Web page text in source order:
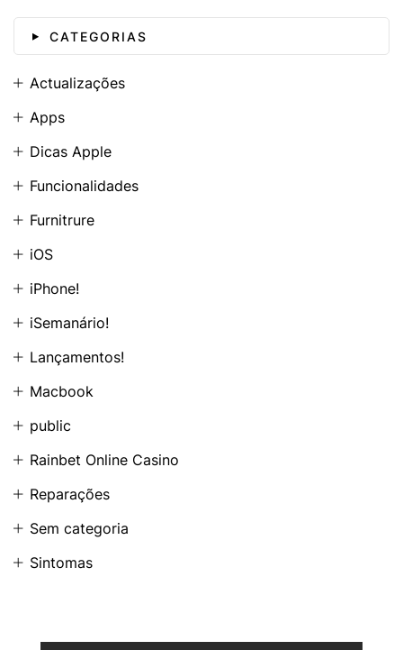
CATEGORIAS
Actualizações
Apps
Dicas Apple
Funcionalidades
Furnitrure
iOS
iPhone!
iSemanário!
Lançamentos!
Macbook
public
Rainbet Online Casino
Reparações
Sem categoria
Sintomas